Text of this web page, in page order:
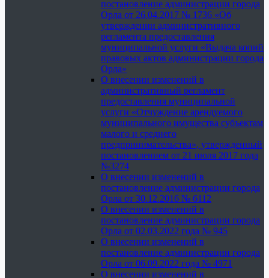
постановление администрации города
Орла от 26.04.2017 № 1736 «Об
утверждении административного
регламента предоставления
муниципальной услуги «Выдача копий
правовых актов администрации города
Орла»
О внесении изменений в
административный регламент
предоставления муниципальной
услуги «Отчуждение арендуемого
муниципального имущества субъектам
малого и среднего
предпринимательства», утвержденный
постановлением от 21 июля 2017 года
№3274
О внесении изменений в
постановление администрации города
Орла от 30.12.2016 № 6112
О внесении изменений в
постановление администрации города
Орла от 02.03.2022 года № 945
О внесении изменений в
постановление администрации города
Орла от 06.09.2022 года № 4971
О внесении изменений в